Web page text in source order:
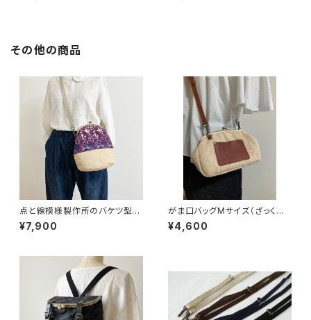
その他の商品
点と線模様製作所のバケツ型が
ま口バッグ(S)バード/ワイン
¥7,900
がま口バッグMサイズ（ざっくり
麻 革ポケット付き）
¥4,600